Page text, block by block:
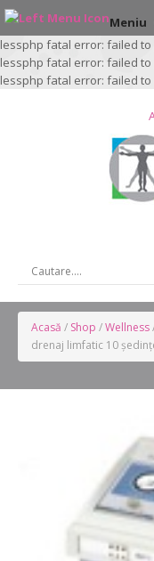
lessphp fatal error: failed
lessphp fatal error: failed
lessphp fatal error: failed
Acasă / Shop /Wellness
drenaj limfatic 10
Meniu